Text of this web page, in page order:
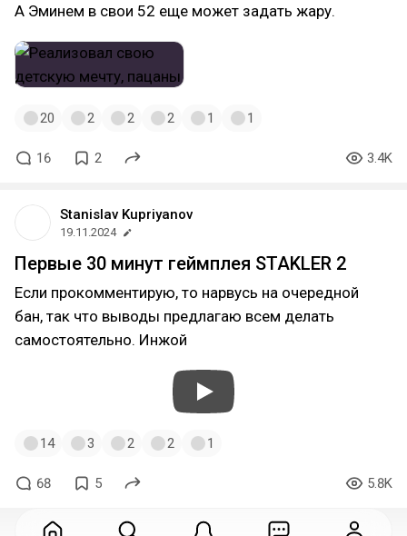
А Эминем в свои 52 еще может задать жару.
20 2 2 2 1 1
16 2 3.4K
Stanislav Kupriyanov
19.11.2024
Первые 30 минут геймплея STAKLER 2
Если прокомментирую, то нарвусь на очередной
бан, так что выводы предлагаю всем делать
самостоятельно. Инжой
14 3 2 2 1
68 5 5.8K